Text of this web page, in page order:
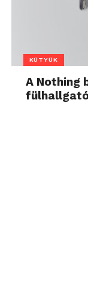
KÜTYÜK
A Nothing